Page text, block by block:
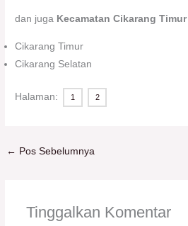
dan juga Kecamatan Cikarang Timur
Cikarang Timur
Cikarang Selatan
Halaman: 1 2
← Pos Sebelumnya
Tinggalkan Komentar